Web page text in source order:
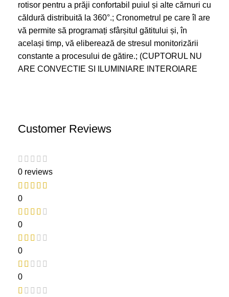
rotisor pentru a prăji confortabil puiul și alte cărnuri cu
căldură distribuită la 360°.; Cronometrul pe care îl are
vă permite să programați sfârșitul gătitului și, în
același timp, vă eliberează de stresul monitorizării
constante a procesului de gătire.; (CUPTORUL NU
ARE CONVECTIE SI ILUMINIARE INTEROIARE
Customer Reviews
0 reviews
0
0
0
0